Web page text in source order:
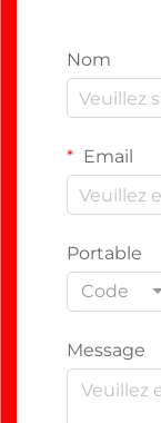
Nom
Email
Portable
Code
Message